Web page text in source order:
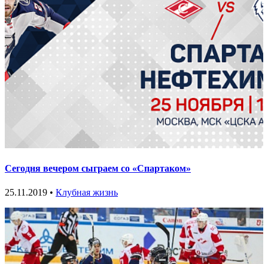
Сегодня вечером сыграем со «Спартаком»
25.11.2019 • Клубная жизнь